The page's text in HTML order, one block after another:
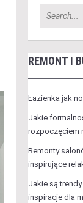
REMONT I
Łazienka jak
Jakie
rozpoczęciem
Remonty
inspirujące
Jakie są
inspiracje dla